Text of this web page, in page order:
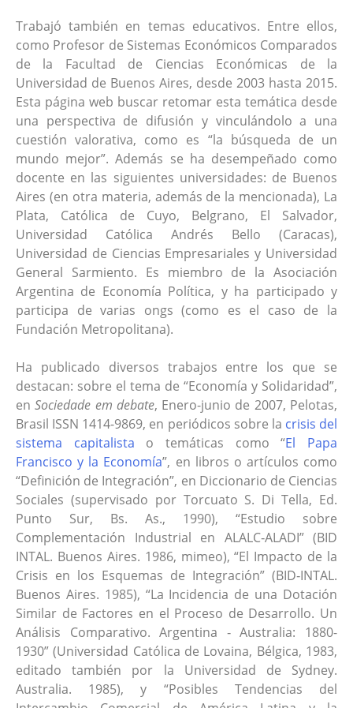
Trabajó también en temas educativos. Entre ellos,
como Profesor de Sistemas Económicos Comparados
de la Facultad de Ciencias Económicas de la
Universidad de Buenos Aires, desde 2003 hasta 2015.
Esta página web buscar retomar esta temática desde
una perspectiva de difusión y vinculándolo a una
cuestión valorativa, como es “la búsqueda de un
mundo mejor”. Además se ha desempeñado como
docente en las siguientes universidades: de Buenos
Aires (en otra materia, además de la mencionada), La
Plata, Católica de Cuyo, Belgrano, El Salvador,
Universidad Católica Andrés Bello (Caracas),
Universidad de Ciencias Empresariales y Universidad
General Sarmiento. Es miembro de la Asociación
Argentina de Economía Política, y ha participado y
participa de varias ongs (como es el caso de la
Fundación Metropolitana).
Ha publicado diversos trabajos entre los que se
destacan: sobre el tema de “Economía y Solidaridad”,
enSociedade em debate, Enero-junio de 2007, Pelotas,
Brasil ISSN 1414-9869, en periódicos sobre la crisis del
sistema capitalista o temáticas como “El Papa
Francisco y la Economía”, en libros o artículos como
“Definición de Integración”, en Diccionario de Ciencias
Sociales (supervisado por Torcuato S. Di Tella, Ed.
Punto Sur, Bs. As., 1990), “Estudio sobre
Complementación Industrial en ALALC‑ALADI” (BID
INTAL. Buenos Aires. 1986, mimeo), “El Impacto de la
Crisis en los Esquemas de Integración” (BID‑INTAL.
Buenos Aires. 1985), “La Incidencia de una Dotación
Similar de Factores en el Proceso de Desarrollo. Un
Análisis Comparativo. Argentina ‑ Australia: 1880-
1930” (Universidad Católica de Lovaina, Bélgica, 1983,
editado también por la Universidad de Sydney.
Australia. 1985), y “Posibles Tendencias del